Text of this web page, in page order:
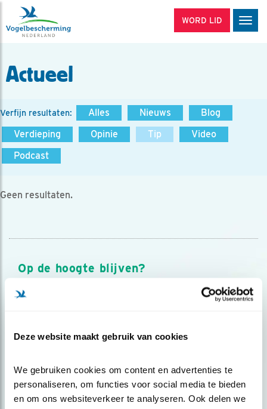
Deze website maakt gebruik van cookies
We gebruiken cookies om content en advertenties te
personaliseren, om functies voor social media te bieden
en om ons websiteverkeer te analyseren. Ook delen we
WORD LID
Actueel
Verfijn resultaten: Alles Nieuws
Blog
Verdieping
Opinie Tip
Video
Podcast
Geen resultaten.
Op de hoogte blijven?
Meld je aan en ontvang nieuws, inspiratie, acties en tips
over vogels en activiteiten van Vogelbescherming.